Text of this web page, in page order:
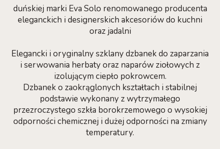
duńskiej marki Eva Solo renomowanego producenta
eleganckich i designerskich akcesoriów do kuchni
oraz jadalni
Elegancki i oryginalny szklany dzbanek do zaparzania
i serwowania herbaty oraz naparów ziołowych z
izolującym ciepło pokrowcem.
Dzbanek o zaokrąglonych kształtach i stabilnej
podstawie wykonany z wytrzymałego
przezroczystego szkła borokrzemowego o wysokiej
odporności chemicznej i dużej odporności na zmiany
temperatury.